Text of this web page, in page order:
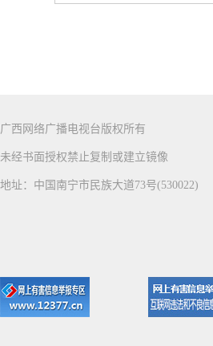
广西网络广播电视台版权所有
未经书面授权禁止复制或建立镜像
地址：中国南宁市民族大道73号(530022)